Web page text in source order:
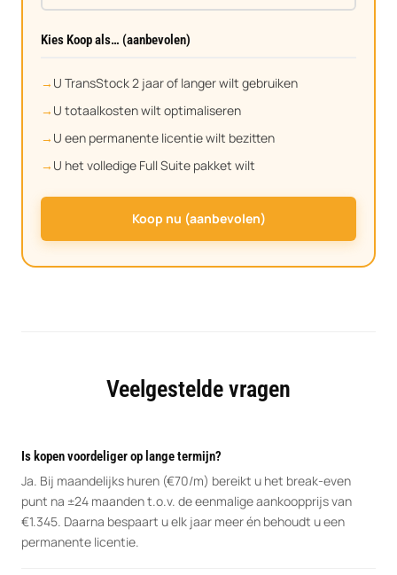
Kies Koop als… (aanbevolen)
U TransStock 2 jaar of langer wilt gebruiken
U totaalkosten wilt optimaliseren
U een permanente licentie wilt bezitten
U het volledige Full Suite pakket wilt
Koop nu (aanbevolen)
Veelgestelde vragen
Is kopen voordeliger op lange termijn?
Ja. Bij maandelijks huren (€70/m) bereikt u het break-even
punt na ±24 maanden t.o.v. de eenmalige aankoopprijs van
€1.345. Daarna bespaart u elk jaar meer én behoudt u een
permanente licentie.